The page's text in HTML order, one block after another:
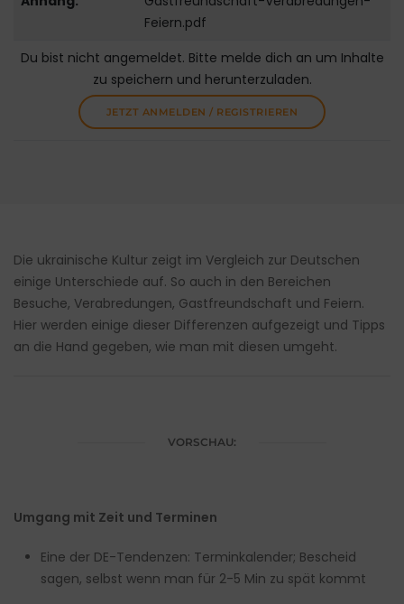
Feiern.pdf
Du bist nicht angemeldet. Bitte melde dich an um Inhalte
zu speichern und herunterzuladen.
JETZT ANMELDEN / REGISTRIEREN
Die ukrainische Kultur zeigt im Vergleich zur Deutschen
einige Unterschiede auf. So auch in den Bereichen
Besuche, Verabredungen, Gastfreundschaft und Feiern.
Hier werden einige dieser Differenzen aufgezeigt und Tipps
an die Hand gegeben, wie man mit diesen umgeht.
VORSCHAU:
Umgang mit Zeit und Terminen
Eine der DE-Tendenzen: Terminkalender; Bescheid
sagen, selbst wenn man für 2-5 Min zu spät kommt